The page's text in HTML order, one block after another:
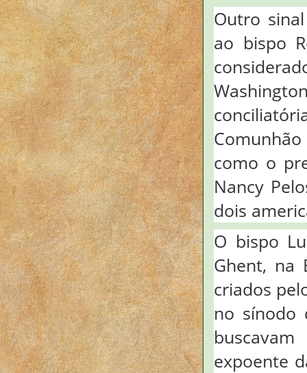
Outro
ao bispo
como o
Nancy
dois
O bispo
Ghent, na
criados
no sínodo
expoente